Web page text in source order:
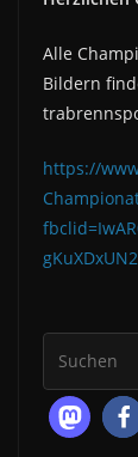
Alle
Bildern
https://